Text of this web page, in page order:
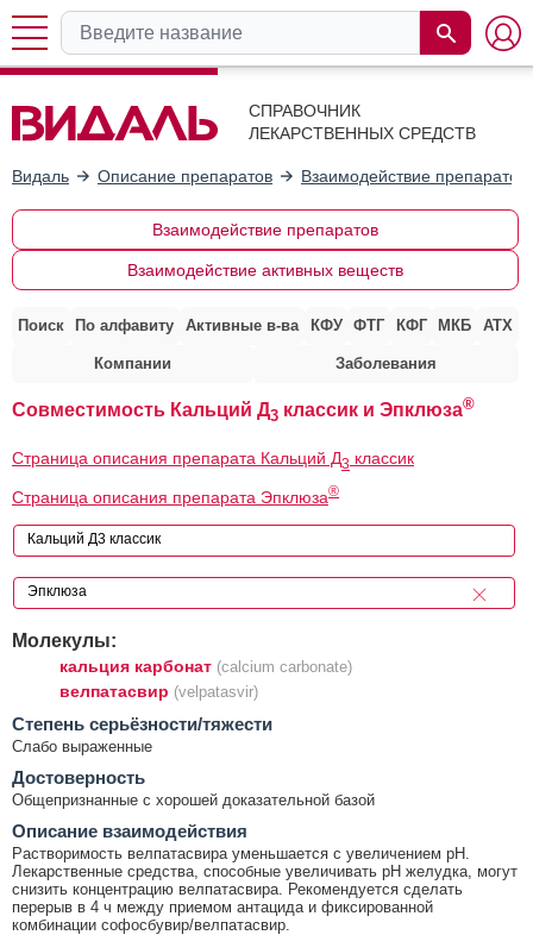
СПРАВОЧНИК
ЛЕКАРСТВЕННЫХ СРЕДСТВ
Видаль Описание препаратов Взаимодействие препаратов
Взаимодействие препаратов
Взаимодействие активных веществ
Поиск По алфавиту Активные в-ва КФУ ФТГ КФГ МКБ АТХ
Компании Заболевания
Совместимость Кальций Д3 классик и Эпклюза®
Страница описания препарата Кальций Д3 классик
Страница описания препарата Эпклюза®
Молекулы:
кальция карбонат (calcium carbonate)
велпатасвир (velpatasvir)
Cтепень серьёзности/тяжести
Слабо выраженные
Достоверность
Общепризнанные с хорошей доказательной базой
Описание взаимодействия
Растворимость велпатасвира уменьшается с увеличением рН.
Лекарственные средства, способные увеличивать рН желудка, могут
снизить концентрацию велпатасвира. Рекомендуется сделать
перерыв в 4 ч между приемом антацида и фиксированной
комбинации софосбувир/велпатасвир.